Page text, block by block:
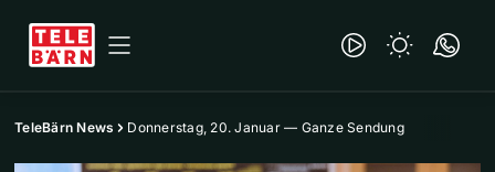
TeleBärn News Donnerstag, 20. Januar — Ganze Sendung